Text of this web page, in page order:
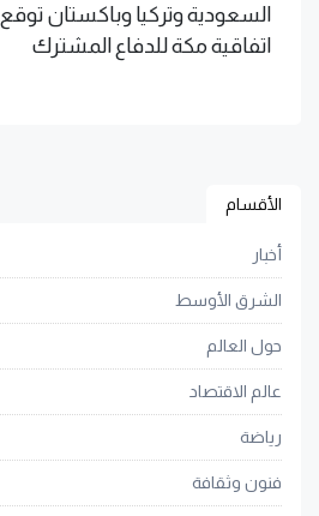
السعودية وتركيا وباكستان توقع
اتفاقية مكة للدفاع المشترك
الأقسام
أخبار
الشرق الأوسط
حول العالم
عالم الاقتصاد
رياضة
فنون وثقافة